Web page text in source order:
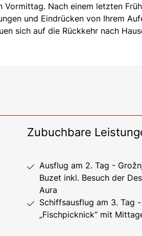
Nach einem letzten
und Eindrücken von Ihrem
sich auf die Rückkehr nach
Zubuchbare
Ausflug am 2. Tag -
Buzet inkl. Besuch der
Aura
Schiffsausflug am 3. Tag -
„Fischpicknick“ mit